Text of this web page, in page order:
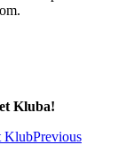
Kluba!
Previous